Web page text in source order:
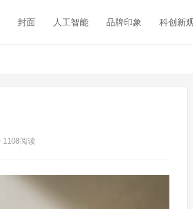
封面 人工智能 品牌印象 科创新
1108阅读